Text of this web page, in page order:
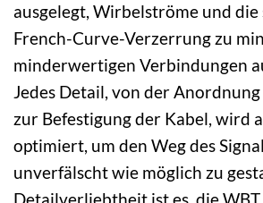
ausgelegt, Wirbelströme und die
French-Curve-Verzerrung zu
minderwertigen Verbindungen
Jedes Detail, von der
zur Befestigung der Kabel, wird
optimiert, um den Weg des
unverfälscht wie möglich zu